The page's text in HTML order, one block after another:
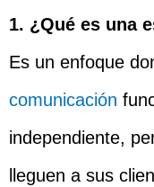
1. ¿Qué es una
Es un enfoque
comunicación
independiente,
lleguen a sus